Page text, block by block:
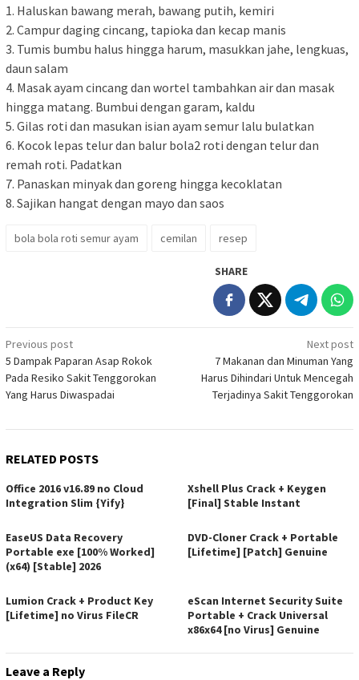
1. Haluskan bawang merah, bawang putih, kemiri
2. Campur daging cincang, tapioka dan kecap manis
3. Tumis bumbu halus hingga harum, masukkan jahe, lengkuas,
daun salam
4. Masak ayam cincang dan wortel tambahkan air dan masak
hingga matang. Bumbui dengan garam, kaldu
5. Gilas roti dan masukan isian ayam semur lalu bulatkan
6. Kocok lepas telur dan balur bola2 roti dengan telur dan
remah roti. Padatkan
7. Panaskan minyak dan goreng hingga kecoklatan
8. Sajikan hangat dengan mayo dan saos
bola bola roti semur ayam cemilan resep
SHARE
Post
navigation
Previous post
5 Dampak Paparan Asap Rokok
Pada Resiko Sakit Tenggorokan
Yang Harus Diwaspadai
Next post
7 Makanan dan Minuman Yang
Harus Dihindari Untuk Mencegah
Terjadinya Sakit Tenggorokan
RELATED POSTS
Office 2016 v16.89 no Cloud
Integration Slim {Yify}
Xshell Plus Crack + Keygen
[Final] Stable Instant
EaseUS Data Recovery
Portable exe [100% Worked]
(x64) [Stable] 2026
DVD-Cloner Crack + Portable
[Lifetime] [Patch] Genuine
Lumion Crack + Product Key
[Lifetime] no Virus FileCR
eScan Internet Security Suite
Portable + Crack Universal
x86x64 [no Virus] Genuine
Leave a Reply